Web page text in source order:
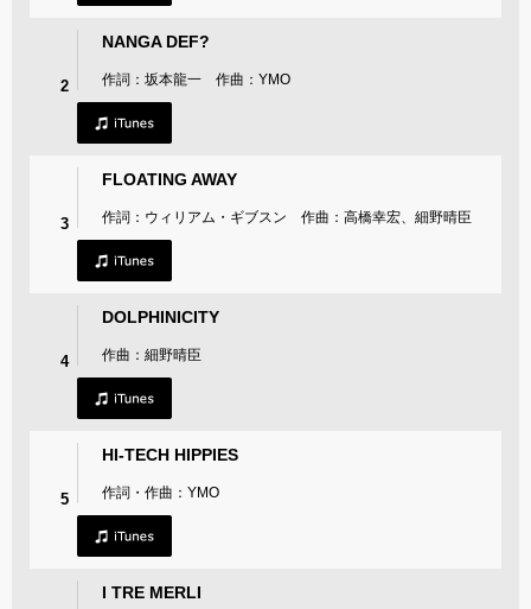
2
NANGA DEF?
作詞：坂本龍一 作曲：YMO
3
FLOATING AWAY
作詞：ウィリアム・ギブスン 作曲：高橋幸宏、細野晴臣
4
DOLPHINICITY
作曲：細野晴臣
5
HI-TECH HIPPIES
作詞・作曲：YMO
I TRE MERLI